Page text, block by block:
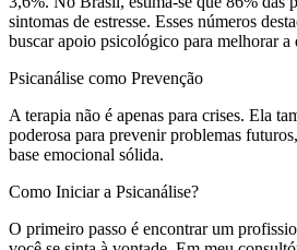
sintomas de estresse. Esses números
buscar apoio psicológico para melhorar a
Psicanálise como Prevenção
A terapia não é apenas para crises. Ela
poderosa para prevenir problemas
base emocional sólida.
Como Iniciar a Psicanálise?
O primeiro passo é encontrar um